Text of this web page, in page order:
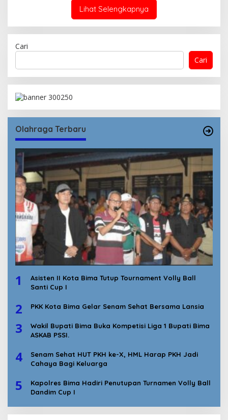
Lihat Selengkapnya
Cari
Cari
Olahraga Terbaru
1
Asisten II Kota Bima Tutup Tournament Volly Ball
Santi Cup I
2 PKK Kota Bima Gelar Senam Sehat Bersama Lansia
3
Wakil Bupati Bima Buka Kompetisi Liga 1 Bupati Bima
ASKAB PSSI.
4
Senam Sehat HUT PKH ke-X, HML Harap PKH Jadi
Cahaya Bagi Keluarga
5
Kapolres Bima Hadiri Penutupan Turnamen Volly Ball
Dandim Cup I